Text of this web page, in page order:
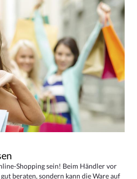
Shopping sein! Beim Händler vor
beraten, sondern kann die Ware auf